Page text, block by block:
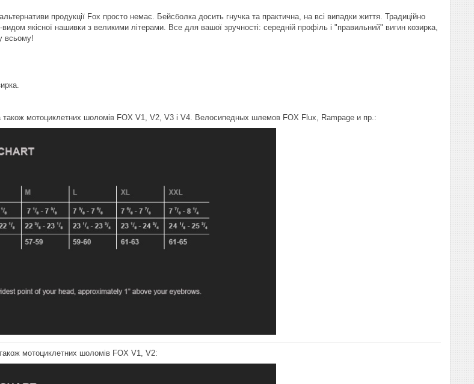
продукції Fox просто немає. Бейсболка досить гнучка та практична, на всі випадки життя. Традиційно
якісної нашивки з великими літерами. Все для вашої зручності: середній профіль і "правильний" вигин козирка,
всьому!
також мотоциклетних шоломів FOX V1, V2, V3 і V4. Велосипедных шлемов FOX Flux, Rampage и пр.:
мотоциклетних шоломів FOX V1, V2: